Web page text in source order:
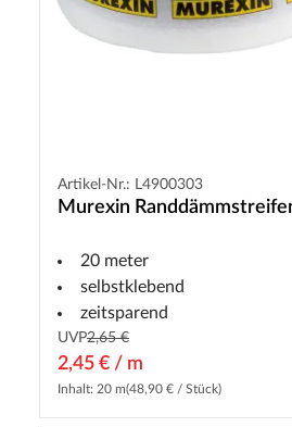
Artikel-Nr.: L4900303
Murexin
20 meter
selbstklebend
zeitsparend
UVP2,65 €
2,45 € / m
Inhalt: 20 m(48,90 € / Stück)